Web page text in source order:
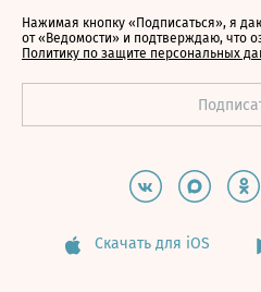
Нажимая кнопку «Подписаться», я
от «Ведомости» и подтверждаю, что
Политику по защите персональных
Скачать для iOS